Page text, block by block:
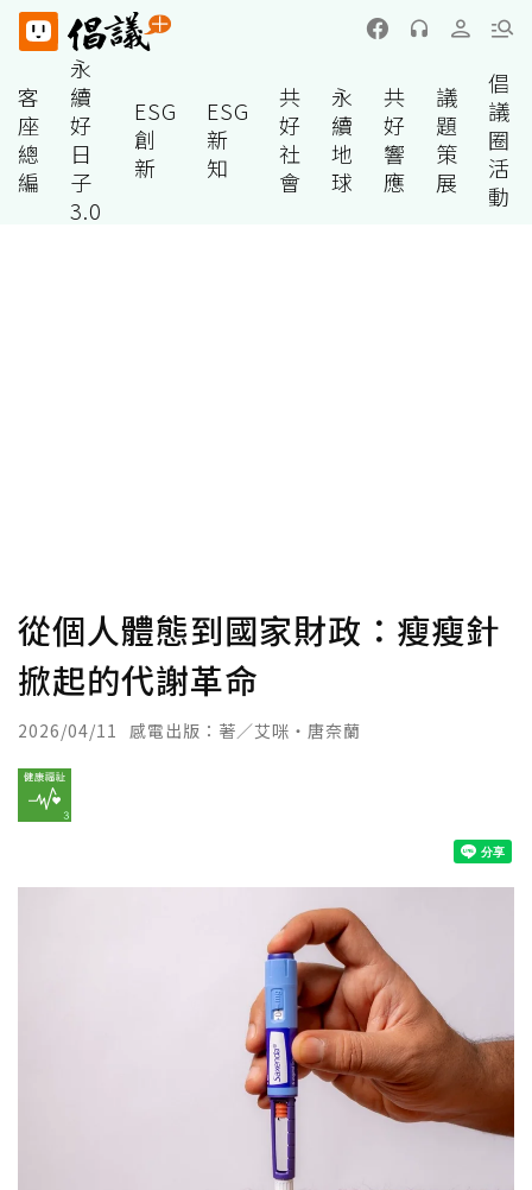
客
座
總
編
永
續
好
日
子
3.0
ESG
創
新
ESG
新
知
共
好
社
會
永
續
地
球
共
好
響
應
議
題
策
展
倡
議
圈
活
動
從個人體態到國家財政：瘦瘦針
掀起的代謝革命
2026/04/11 感電出版：著／艾咪・唐奈蘭